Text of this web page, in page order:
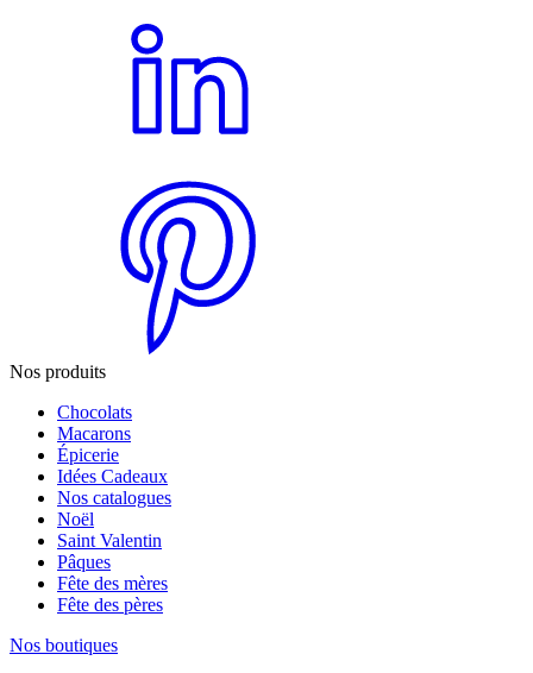
Nos produits
Chocolats
Macarons
Épicerie
Idées Cadeaux
Nos catalogues
Noël
Saint Valentin
Pâques
Fête des mères
Fête des pères
Nos boutiques